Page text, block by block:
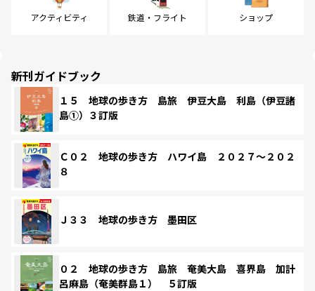
アクティビティ 鉄道・フライト ショップ
新刊ガイドブック
１５ 地球の歩き方 島旅 伊豆大島 利島（伊豆諸
島①）３訂版
Ｃ０２ 地球の歩き方 ハワイ島 ２０２７～２０２
８
Ｊ３３ 地球の歩き方 墨田区
０２ 地球の歩き方 島旅 奄美大島 喜界島 加計
呂麻島（奄美群島１） ５訂版